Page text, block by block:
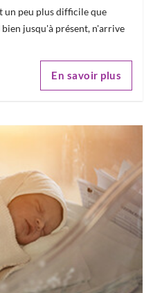
un peu plus difficile que
jusqu'à présent, n'arrive
En savoir plus